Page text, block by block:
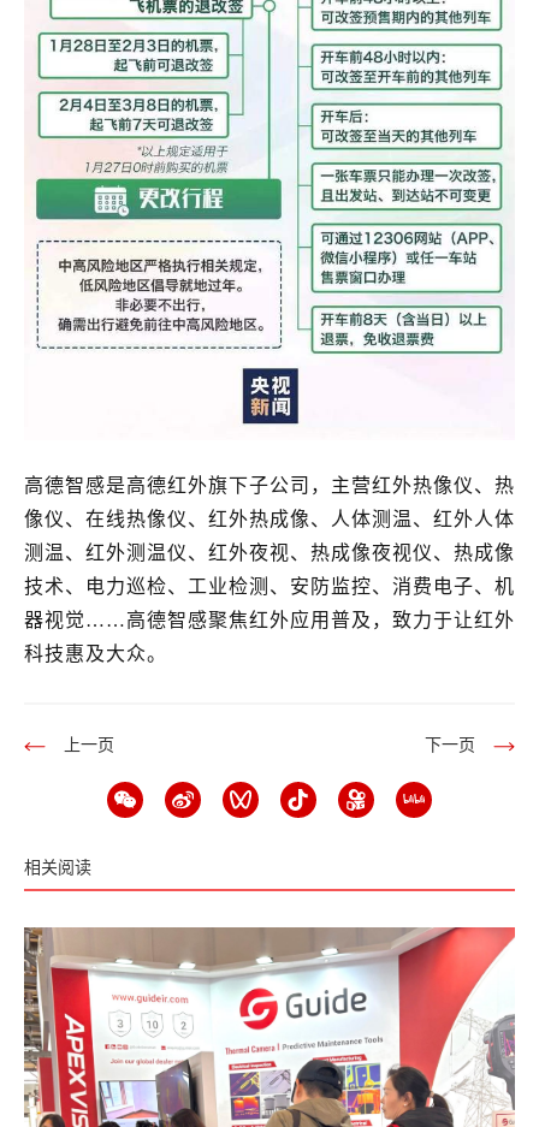
高德智感是高德红外旗下子公司，主营红外热像仪、热
像仪、在线热像仪、红外热成像、人体测温、红外人体
测温、红外测温仪、红外夜视、热成像夜视仪、热成像
技术、电力巡检、工业检测、安防监控、消费电子、机
器视觉……高德智感聚焦红外应用普及，致力于让红外
科技惠及大众。
上一页 下一页
相关阅读